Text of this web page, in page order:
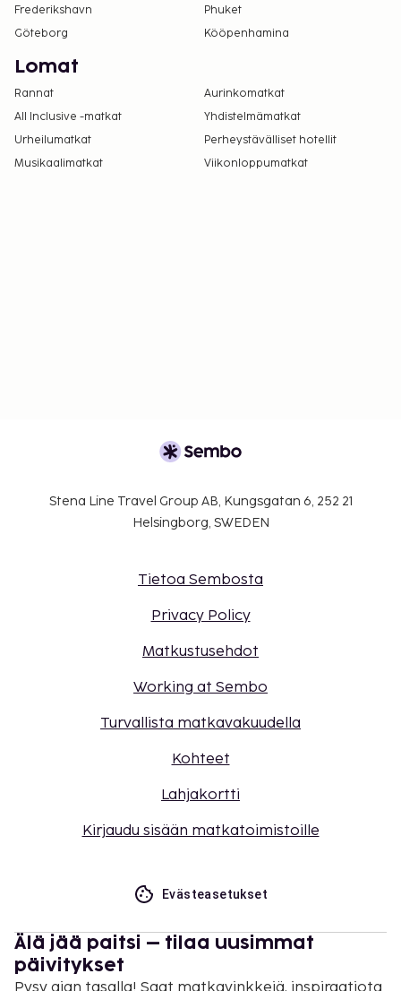
Frederikshavn
Phuket
Göteborg
Kööpenhamina
Lomat
Rannat
Aurinkomatkat
All Inclusive -matkat
Yhdistelmämatkat
Urheilumatkat
Perheystävälliset hotellit
Musikaalimatkat
Viikonloppumatkat
Stena Line Travel Group AB, Kungsgatan 6, 252 21
Helsingborg, SWEDEN
Tietoa Sembosta
Privacy Policy
Matkustusehdot
Working at Sembo
Turvallista matkavakuudella
Kohteet
Lahjakortti
Kirjaudu sisään matkatoimistoille
Evästeasetukset
Älä jää paitsi – tilaa uusimmat
päivitykset
Pysy ajan tasalla! Saat matkavinkkejä, inspiraatiota